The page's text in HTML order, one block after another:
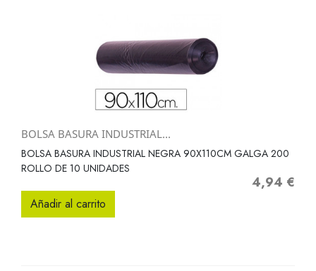
BOLSA BASURA INDUSTRIAL...
BOLSA BASURA INDUSTRIAL NEGRA 90X110CM GALGA 200
ROLLO DE 10 UNIDADES
Precio
4,94 €
Añadir al carrito